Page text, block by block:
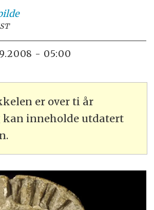
- 05:00
er over ti år
kan inneholde utdatert